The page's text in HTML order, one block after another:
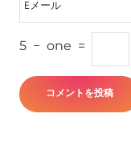
5 − one =